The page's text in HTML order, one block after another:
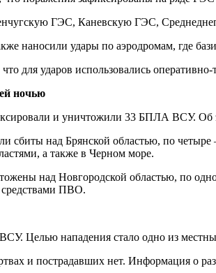
ГЭС, Каневскую ГЭС,
наносили удары по аэродромам, где
для ударов использовались
ночью
и уничтожили 33 БПЛА ВСУ.
сбиты над Брянской областью, по
а также в Черном море.
над Новгородской областью, по
ПВО.
Целью нападения стало одно из
и пострадавших нет. Информация о